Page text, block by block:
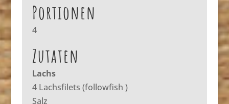
Portionen
4
Zutaten
Lachs
4 Lachsfilets (followfish )
Salz